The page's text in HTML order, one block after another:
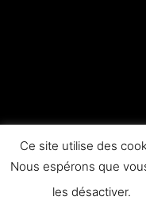
© 2026
Ce site utilise des
Nous espérons que
les désactiver.